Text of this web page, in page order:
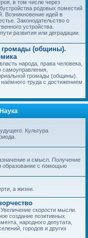
в том числе через
родовых поместий
Возникновение идей в
Законодательство о
устройства.
развития или деградации.
громады (общины).
народа, права человека,
самоуправления,
громады (общины).
труда с достижением
Культура
и смысл. Получение
образование с помощью
а жизни.
скорости мысли.
создание позитивных
народного депутата,
городов и других